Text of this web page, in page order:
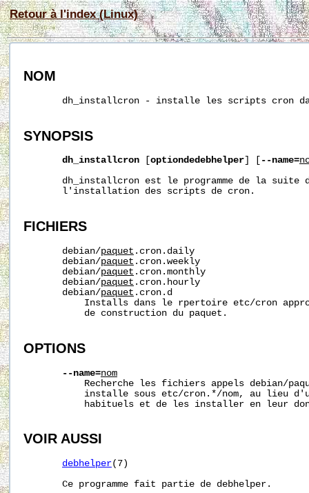
Retour à l'index (Linux)
NOM
dh_installcron - installe les scripts cron
SYNOPSIS
dh_installcron optiondedebhelper --name=
dh_installcron est le programme de la suite
       l'installation des scripts de cron.
FICHIERS
       debian/
paquet .cron.daily
       debian/
paquet .cron.weekly
       debian/
paquet .cron.monthly
       debian/
paquet .cron.hourly
       debian/
paquet .cron.d
Installs dans le rpertoire etc/cron
           de construction du paquet.
OPTIONS
--name=nom
Recherche les fichiers appels debian/
installe sous etc/cron.*/nom, au lieu
habituels et de les installer en leur
VOIR AUSSI
debhelper(7)
       Ce programme fait partie de debhelper.